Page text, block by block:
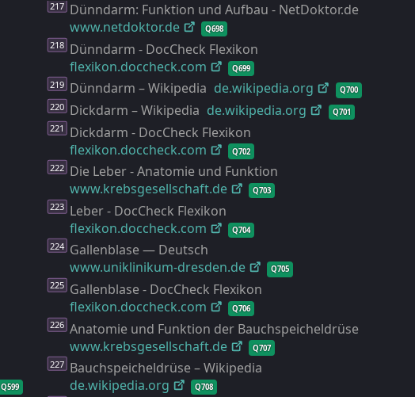
Q599
Dünndarm: Funktion und Aufbau - NetDoktor.de
www.netdoktor.de
Q698
Dünndarm - DocCheck Flexikon
flexikon.doccheck.com
Q699
Dünndarm – Wikipedia de.wikipedia.org Q700
Dickdarm – Wikipedia de.wikipedia.org Q701
Dickdarm - DocCheck Flexikon
flexikon.doccheck.com
Q702
Die Leber - Anatomie und Funktion
www.krebsgesellschaft.de
Q703
Leber - DocCheck Flexikon
flexikon.doccheck.com
Q704
Gallenblase — Deutsch
www.uniklinikum-dresden.de Q705
Gallenblase - DocCheck Flexikon
flexikon.doccheck.com
Q706
Anatomie und Funktion der Bauchspeicheldrüse
www.krebsgesellschaft.de
Q707
Bauchspeicheldrüse – Wikipedia
de.wikipedia.org
Q708